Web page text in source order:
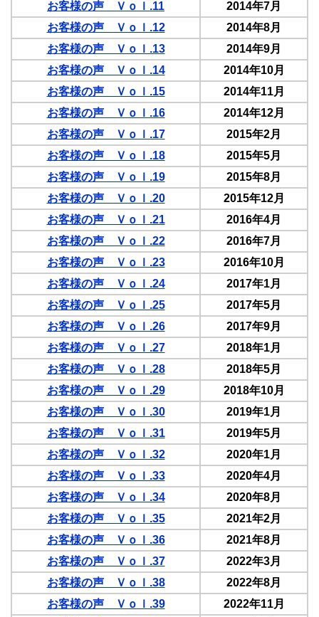
お客様の声 Ｖｏｌ.11
2014年7月
お客様の声 Ｖｏｌ.12
2014年8月
お客様の声 Ｖｏｌ.13
2014年9月
お客様の声 Ｖｏｌ.14
2014年10月
お客様の声 Ｖｏｌ.15
2014年11月
お客様の声 Ｖｏｌ.16
2014年12月
お客様の声 Ｖｏｌ.17
2015年2月
お客様の声 Ｖｏｌ.18
2015年5月
お客様の声 Ｖｏｌ.19
2015年8月
お客様の声 Ｖｏｌ.20
2015年12月
お客様の声 Ｖｏｌ.21
2016年4月
お客様の声 Ｖｏｌ.22
2016年7月
お客様の声 Ｖｏｌ.23
2016年10月
お客様の声 Ｖｏｌ.24
2017年1月
お客様の声 Ｖｏｌ.25
2017年5月
お客様の声 Ｖｏｌ.26
2017年9月
お客様の声 Ｖｏｌ.27
2018年1月
お客様の声 Ｖｏｌ.28
2018年5月
お客様の声 Ｖｏｌ.29
2018年10月
お客様の声 Ｖｏｌ.30
2019年1月
お客様の声 Ｖｏｌ.31
2019年5月
お客様の声 Ｖｏｌ.32
2020年1月
お客様の声 Ｖｏｌ.33
2020年4月
お客様の声 Ｖｏｌ.34
2020年8月
お客様の声 Ｖｏｌ.35
2021年2月
お客様の声 Ｖｏｌ.36
2021年8月
お客様の声 Ｖｏｌ.37
2022年3月
お客様の声 Ｖｏｌ.38
2022年8月
お客様の声 Ｖｏｌ.39
2022年11月